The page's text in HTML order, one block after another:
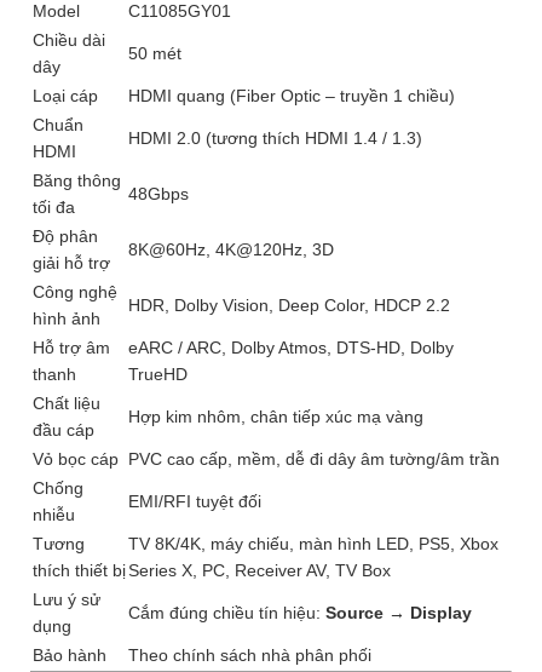
Model
C11085GY01
Chiều dài
dây
50 mét
Loại cáp
HDMI quang (Fiber Optic – truyền 1 chiều)
Chuẩn
HDMI
HDMI 2.0 (tương thích HDMI 1.4 / 1.3)
Băng thông
tối đa
48Gbps
Độ phân
giải hỗ trợ
8K@60Hz, 4K@120Hz, 3D
Công nghệ
hình ảnh
HDR, Dolby Vision, Deep Color, HDCP 2.2
Hỗ trợ âm
thanh
eARC / ARC, Dolby Atmos, DTS-HD, Dolby
TrueHD
Chất liệu
đầu cáp
Hợp kim nhôm, chân tiếp xúc mạ vàng
Vỏ bọc cáp PVC cao cấp, mềm, dễ đi dây âm tường/âm trần
Chống
nhiễu
EMI/RFI tuyệt đối
Tương
thích thiết bị
TV 8K/4K, máy chiếu, màn hình LED, PS5, Xbox
Series X, PC, Receiver AV, TV Box
Lưu ý sử
dụng
Cắm đúng chiều tín hiệu: Source → Display
Bảo hành
Theo chính sách nhà phân phối